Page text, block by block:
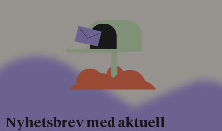
Nyhetsbrev med aktuell